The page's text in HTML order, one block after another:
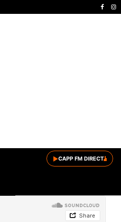
▶CAPP FM DIRECT